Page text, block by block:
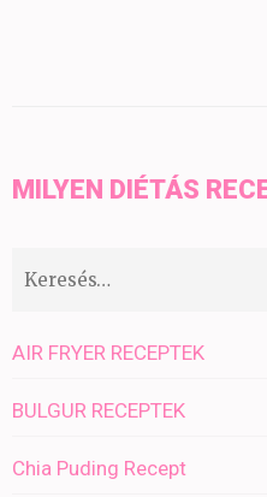
MILYEN DIÉTÁS
Keresés:
AIR FRYER RECEPTEK
BULGUR RECEPTEK
Chia Puding Recept